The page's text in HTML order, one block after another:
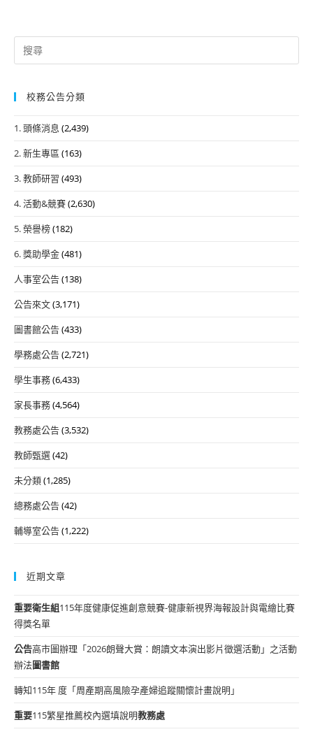
Search
for:
校務公告分類
1. 頭條消息 (2,439)
2. 新生專區 (163)
3. 教師研習 (493)
4. 活動&競賽(2,630)
5. 榮譽榜(182)
6. 獎助學金(481)
人事室公告(138)
公告來文(3,171)
圖書館公告(433)
學務處公告(2,721)
學生事務(6,433)
家長事務(4,564)
教務處公告(3,532)
教師甄選(42)
未分類(1,285)
總務處公告(42)
輔導室公告(1,222)
近期文章
重要衛生組115年度健康促進創意競賽-健康新視界海報設計與電繪比賽
得獎名單
公告高市圖辦理「2026朗聲大賞：朗讀文本演出影片徵選活動」之活動
辦法圖書館
轉知115年 度「周產期高風險孕產婦追蹤關懷計畫說明」
重要115繁星推薦校內選填說明教務處